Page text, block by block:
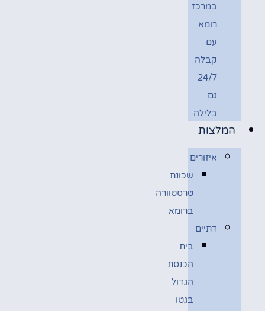
במרכז
רומא
עם
קבלה
24/7
גם
בלילה
המלצות
איזורים
שכונת
טרסטוורה
ברומא
דתיים
בית
הכנסת
הגדול
בגטו